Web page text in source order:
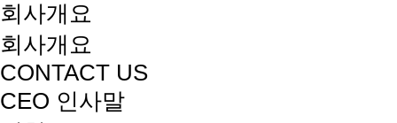
회사개요
회사개요
CONTACT US
CEO 인사말